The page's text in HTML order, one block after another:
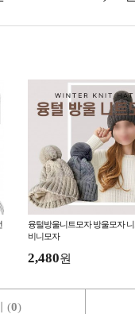
융털방울니트모자 방울모자
비니모자
2,480원
(0)